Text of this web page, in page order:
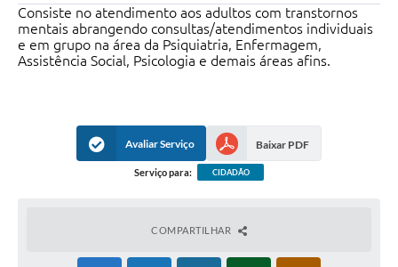
Consórcio Josafaz
EMPREGA
Sala do Empreendedor
Consiste no atendimento aos adultos com transtornos
mentais abrangendo consultas/atendimentos individuais
e em grupo na área da Psiquiatria, Enfermagem,
Assistência Social, Psicologia e demais áreas afins.
Avaliar Serviço Baixar PDF
Serviço para: CIDADÃO
COMPARTILHAR